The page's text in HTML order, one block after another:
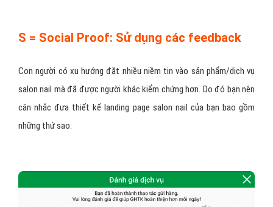
S = Social Proof: Sử dụng các feedback
Con người có xu hướng đặt nhiều niềm tin vào sản phẩm/dịch vụ
salon nail mà đã được người khác kiểm chứng hơn. Do đó bạn nên
cân nhắc đưa thiết kế landing page salon nail của bạn bao gồm
những thứ sao: